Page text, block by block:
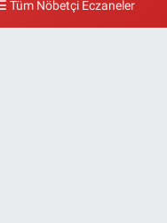
Tüm Nöbetçi Eczaneler